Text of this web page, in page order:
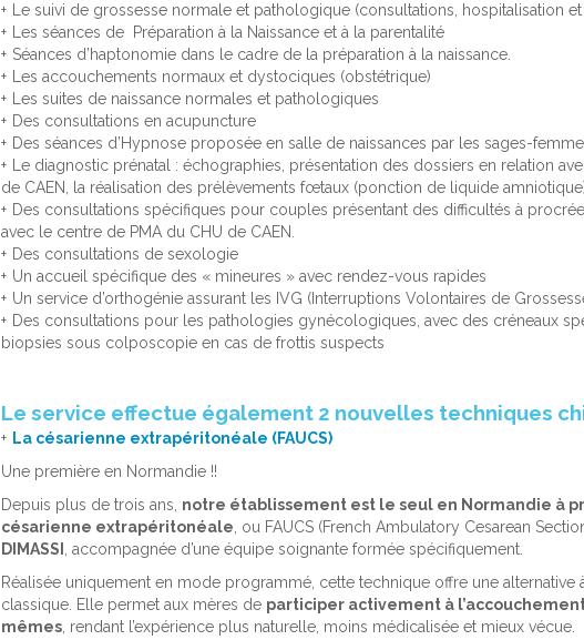
Le suivi de grossesse normale et pathologique (consultations, hospitalisation
Les séances de Préparation à la Naissance et à la parentalité
Séances d’haptonomie dans le cadre de la préparation à la naissance.
Les accouchements normaux et dystociques (obstétrique)
Les suites de naissance normales et pathologiques
Des consultations en acupuncture
Des séances d’Hypnose proposée en salle de naissances par les sages-
Le diagnostic prénatal : échographies, présentation des dossiers en relation
de CAEN, la réalisation des prélèvements fœtaux (ponction de liquide
Des consultations spécifiques pour couples présentant des difficultés à
avec le centre de PMA du CHU de CAEN.
Des consultations de sexologie
Un accueil spécifique des « mineures » avec rendez-vous rapides
Un service d’orthogénie assurant les IVG (Interruptions Volontaires de
Des consultations pour les pathologies gynécologiques, avec des créneaux
biopsies sous colposcopie en cas de frottis suspects
Le service effectue également 2 nouvelles techniques
La césarienne extrapéritonéale (FAUCS)
Une première en Normandie !!
Depuis plus de trois ans notre établissement est le seul en Normandie à
césarienne extrapéritonéale , ou FAUCS (French Ambulatory Cesarean
DIMASSI
accompagnée d’une équipe soignante formée spécifiquement.
Réalisée uniquement en mode programmé, cette technique offre une alternative
classique. Elle permet aux mères de participer activement à
mêmes, rendant l’expérience plus naturelle, moins médicalisée et mieux vécue.